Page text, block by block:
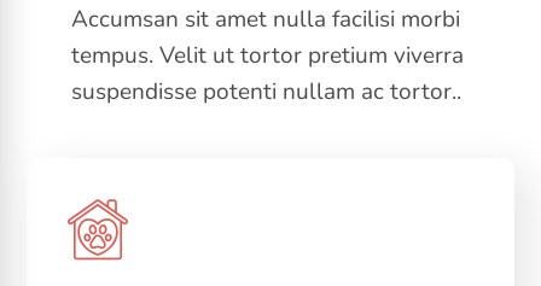
Accumsan sit amet nulla facilisi morbi
tempus. Velit ut tortor pretium viverra
suspendisse potenti nullam ac tortor..